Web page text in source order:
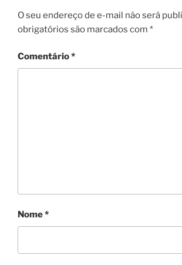
O seu endereço de e-mail não será
obrigatórios são marcados com *
Comentário*
Nome*